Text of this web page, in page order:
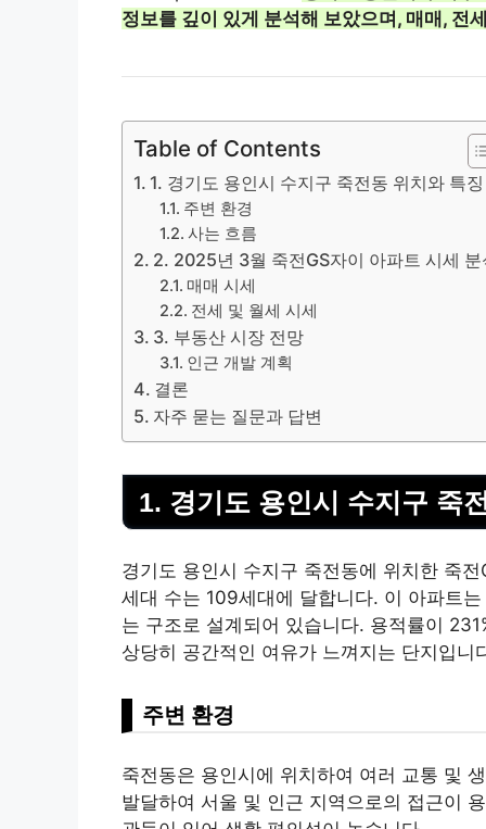
정보를 깊이 있게 분석해 보았으며, 매매, 전
Table of Contents
1. 경기도 용인시 수지구 죽전동 위치와 특징
주변 환경
사는 흐름
2. 2025년 3월 죽전GS자이 아파트 시세 분
매매 시세
전세 및 월세 시세
3. 부동산 시장 전망
인근 개발 계획
결론
자주 묻는 질문과 답변
1. 경기도 용인시 수지구 죽
경기도 용인시 수지구 죽전동에 위치한 죽
세대 수는 109세대에 달합니다. 이 아파트
는 구조로 설계되어 있습니다. 용적률이
상당히 공간적인 여유가 느껴지는 단지입니
주변 환경
죽전동은 용인시에 위치하여 여러 교통 및
발달하여 서울 및 인근 지역으로의 접근이